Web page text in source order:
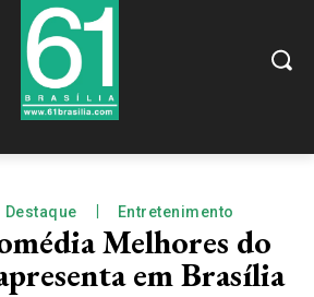
Destaque Entretenimento
Melhores do
em Brasília